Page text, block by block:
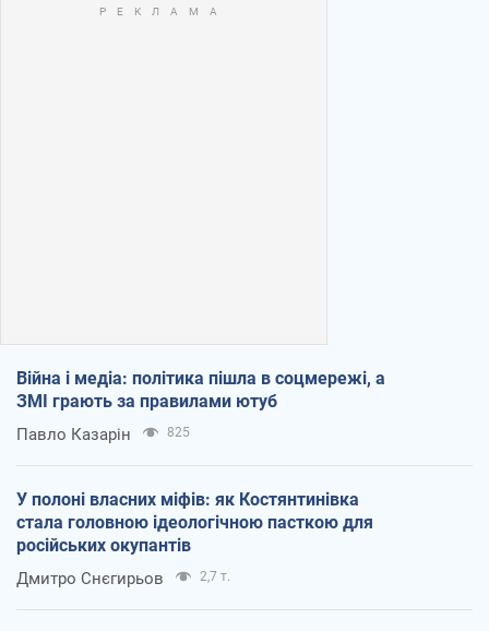
Війна і медіа: політика пішла в соцмережі, а
ЗМІ грають за правилами ютуб
Павло Казарін 825
У полоні власних міфів: як Костянтинівка
стала головною ідеологічною пасткою для
російських окупантів
Дмитро Снєгирьов 2,7 т.